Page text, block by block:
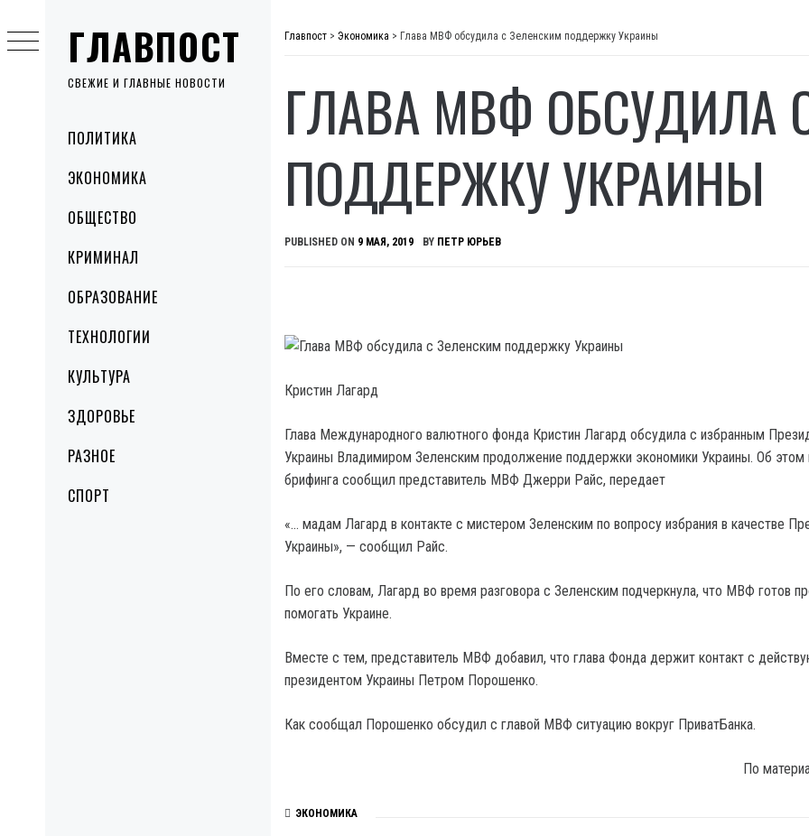
ГЛАВПОСТ
СВЕЖИЕ И ГЛАВНЫЕ НОВОСТИ
MenuПОЛИТИКА
ЭКОНОМИКА
ОБЩЕСТВО
КРИМИНАЛ
ОБРАЗОВАНИЕ
ТЕХНОЛОГИИ
КУЛЬТУРА
ЗДОРОВЬЕ
РАЗНОЕ
СПОРТ
to
content
Главпост > Экономика > Глава МВФ обсудила с Зеленским поддержку Украины
ГЛАВА МВФ ОБСУДИЛА
ПОДДЕРЖКУ УКРАИНЫ
PUBLISHED ON 9 МАЯ, 2019 BY ПЕТР ЮРЬЕВ
Кристин Лагард
Глава Международного валютного фонда Кристин Лагард обсудила с избранным
Украины Владимиром Зеленским продолжение поддержки экономики Украины. Об этом
брифинга сообщил представитель МВФ Джерри Райс, передает
«… мадам Лагард в контакте с мистером Зеленским по вопросу избрания в качестве
Украины», — сообщил Райс.
По его словам, Лагард во время разговора с Зеленским подчеркнула, что МВФ готов
помогать Украине.
Вместе с тем, представитель МВФ добавил, что глава Фонда держит контакт с
президентом Украины Петром Порошенко.
Как сообщал Порошенко обсудил с главой МВФ ситуацию вокруг ПриватБанка.
По
ЭКОНОМИКА